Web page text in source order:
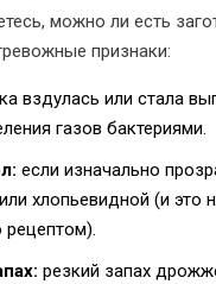
можно ли есть
признаки:
вздулась или стала
газов бактериями.
если изначально
хлопьевидной (и это
рецептом).
резкий запах